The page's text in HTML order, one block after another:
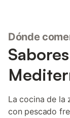
Dónde
La cocina de la
con pescado